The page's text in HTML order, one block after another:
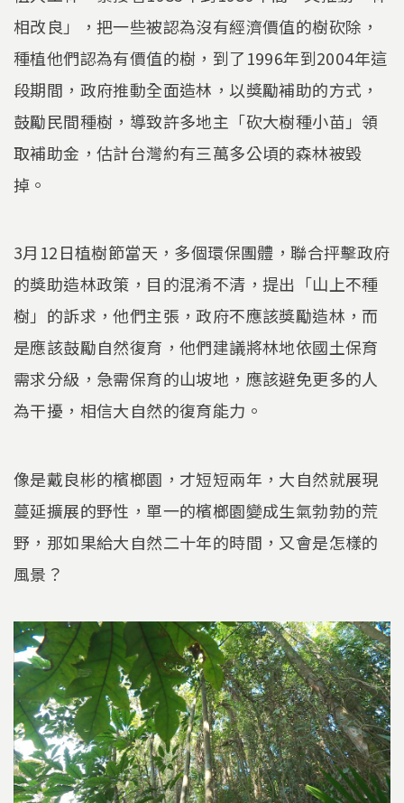
相改良」，把一些被認為沒有經濟價值的樹砍除，
種植他們認為有價值的樹，到了1996年到2004年這
段期間，政府推動全面造林，以獎勵補助的方式，
鼓勵民間種樹，導致許多地主「砍大樹種小苗」領
取補助金，估計台灣約有三萬多公頃的森林被毀
掉。
3月12日植樹節當天，多個環保團體，聯合抨擊政府
的獎助造林政策，目的混淆不清，提出「山上不種
樹」的訴求，他們主張，政府不應該獎勵造林，而
是應該鼓勵自然復育，他們建議將林地依國土保育
需求分級，急需保育的山坡地，應該避免更多的人
為干擾，相信大自然的復育能力。
像是戴良彬的檳榔園，才短短兩年，大自然就展現
蔓延擴展的野性，單一的檳榔園變成生氣勃勃的荒
野，那如果給大自然二十年的時間，又會是怎樣的
風景？